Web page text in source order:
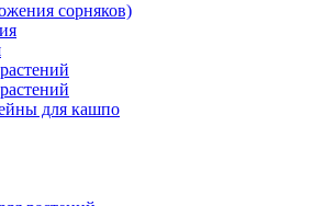
сорняков)
для кашпо